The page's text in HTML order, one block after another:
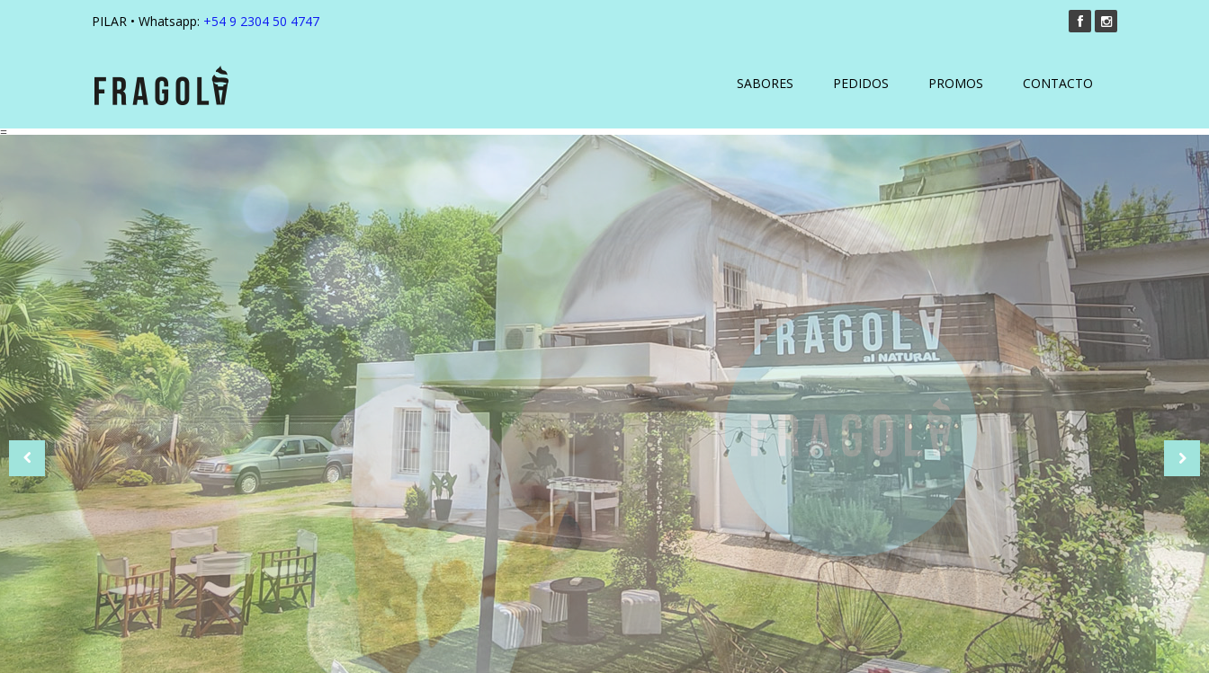
PILAR • Whatsapp: +54 9 2304 50 4747
SABORES PEDIDOS PROMOS CONTACTO
=